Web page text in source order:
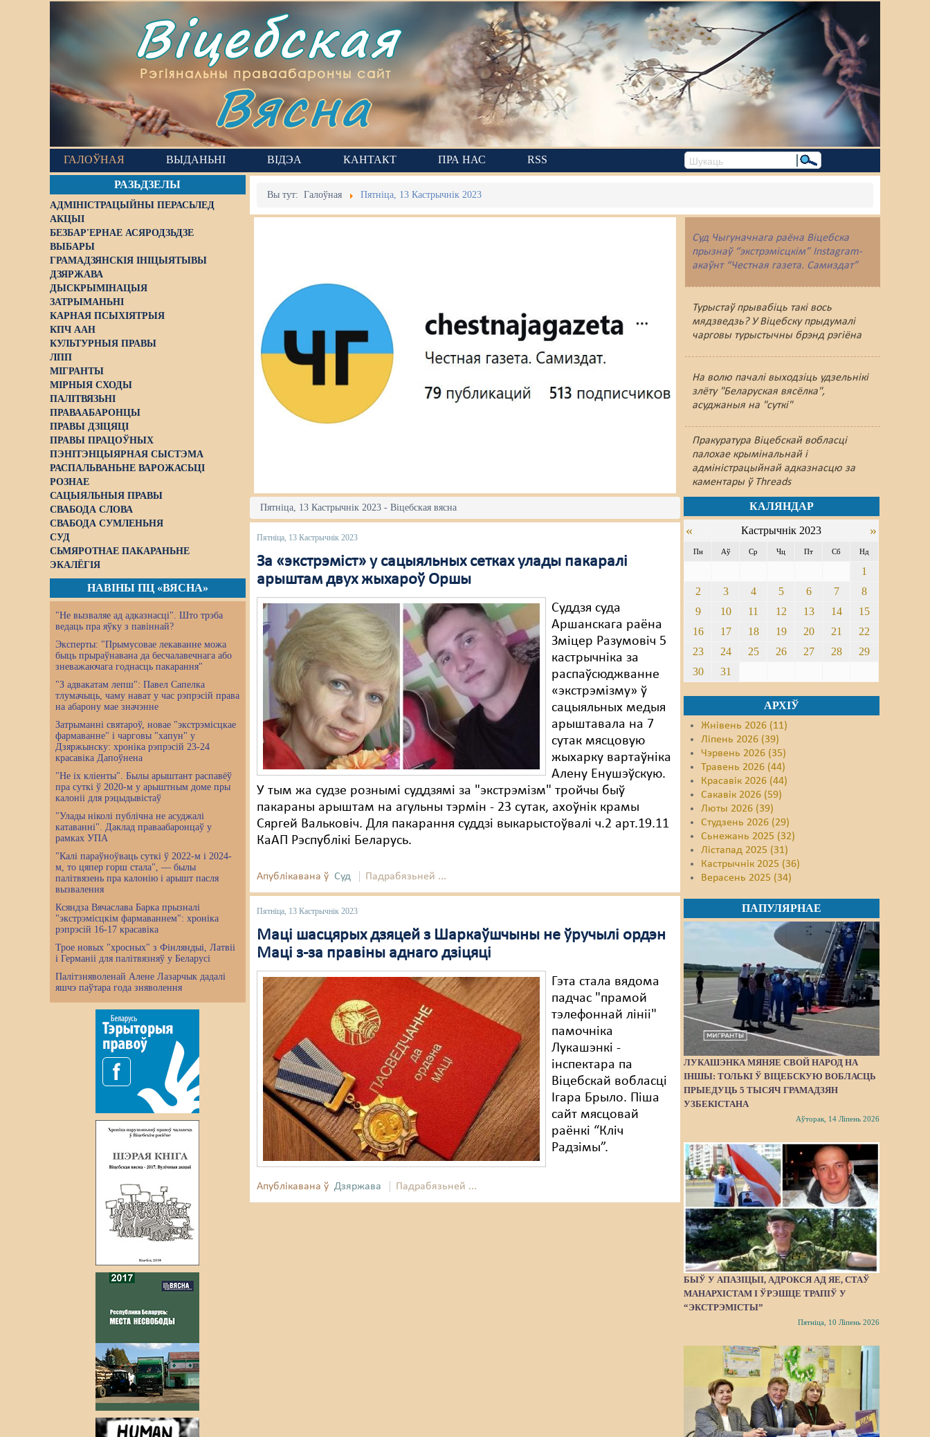
Віцебская
Рэгіянальны праваабарончы сайт
Вясна
ГАЛОЎНАЯ ВЫДАНЬНІ ВІДЭА КАНТАКТ ПРА НАС RSS
РАЗЬДЗЕЛЫ
АДМІНІСТРАЦЫЙНЫ ПЕРАСЬЛЕД
АКЦЫІ
БЕЗБАР'ЕРНАЕ АСЯРОДЗЬДЗЕ
ВЫБАРЫ
ГРАМАДЗЯНСКІЯ ІНІЦЫЯТЫВЫ
ДЗЯРЖАВА
ДЫСКРЫМІНАЦЫЯ
ЗАТРЫМАНЬНІ
КАРНАЯ ПСЫХІЯТРЫЯ
КПЧ ААН
КУЛЬТУРНЫЯ ПРАВЫ
ЛПП
МІГРАНТЫ
МІРНЫЯ СХОДЫ
ПАЛІТВЯЗЬНІ
ПРАВААБАРОНЦЫ
ПРАВЫ ДЗІЦЯЦІ
ПРАВЫ ПРАЦОЎНЫХ
ПЭНІТЭНЦЫЯРНАЯ СЫСТЭМА
РАСПАЛЬВАНЬНЕ ВАРОЖАСЬЦІ
РОЗНАЕ
САЦЫЯЛЬНЫЯ ПРАВЫ
СВАБОДА СЛОВА
СВАБОДА СУМЛЕНЬНЯ
СУД
СЬМЯРОТНАЕ ПАКАРАНЬНЕ
ЭКАЛЁГІЯ
НАВІНЫ ПЦ «ВЯСНА»
"Не вызваляе ад адказнасці". Што трэба
ведаць пра яўку з павіннай?
Эксперты: "Прымусовае лекаванне можа
быць прыраўнавана да бесчалавечнага або
зневажаючага годнасць пакарання"
"З адвакатам лепш": Павел Сапелка
тлумачыць, чаму нават у час рэпрэсій права
на абарону мае значэнне
Затрыманні святароў, новае "экстрэмісцкае
фармаванне" і чарговы "хапун" у
Дзяржынску: хроніка рэпрэсій 23-24
красавіка Дапоўнена
"Не іх кліенты". Былы арыштант распавёў
пра суткі ў 2020-м у арыштным доме пры
калоніі для рэцыдывістаў
"Улады ніколі публічна не асуджалі
катаванні". Даклад праваабаронцаў у
рамках УПА
"Калі параўноўваць суткі ў 2022-м і 2024-
м, то цяпер горш стала", — былы
палітвязень пра калонію і арышт пасля
вызвалення
Ксяндза Вячаслава Барка прызналі
"экстрэмісцкім фармаваннем": хроніка
рэпрэсій 16-17 красавіка
Трое новых "хросных" з Фінляндыі, Латвіі
і Германіі для палітвязняў у Беларусі
Палітзняволенай Алене Лазарчык дадалі
яшчэ паўтара года зняволення
Вы тут:Галоўная Пятніца, 13 Кастрычнік 2023
Суд Чыгуначнага раёна Віцебска
прызнаў “экстрэмісцкім” Instagram-
акаўнт “Честная газета. Самиздат”
Турыстаў прывабіць такі вось
мядзведзь? У Віцебску прыдумалі
чарговы турыстычны брэнд рэгіёна
На волю пачалі выходзіць удзельнікі
злёту "Беларуская вясёлка",
асуджаныя на "суткі"
Пракуратура Віцебскай вобласці
палохае крымінальнай і
адміністрацыйнай адказнасцю за
каментары ў Threads
Пятніца, 13 Кастрычнік 2023 - Віцебская вясна
Пятніца, 13 Кастрычнік 2023
За «экстрэміст» у сацыяльных сетках улады пакаралі
арыштам двух жыхароў Оршы
Суддзя суда
Аршанскага раёна
Зміцер Разумовіч 5
кастрычніка за
распаўсюджванне
«экстрэмізму» ў
сацыяльных медыя
арыштавала на 7
сутак мясцовую
жыхарку вартаўніка
Алену Енушэўскую.
У тым жа судзе рознымі суддзямі за "экстрэмізм" тройчы быў
пакараны арыштам на агульны тэрмін - 23 сутак, ахоўнік крамы
Сяргей Вальковіч. Для пакарання суддзі выкарыстоўвалі ч.2 арт.19.11
КаАП Рэспублікі Беларусь.
Апублікавана ў Суд Падрабязьней ...
Пятніца, 13 Кастрычнік 2023
Маці шасцярых дзяцей з Шаркаўшчыны не ўручылі ордэн
Маці з-за правіны аднаго дзіцяці
Гэта стала вядома
падчас "прамой
тэлефоннай лініі"
памочніка
Лукашэнкі -
інспектара па
Віцебскай вобласці
Ігара Брыло. Піша
сайт мясцовай
раёнкі “Кліч
Радзімы”.
Апублікавана ў Дзяржава Падрабязьней ...
КАЛЯНДАР
« Кастрычнік 2023 »
Пн Аў Ср Чц Пт Сб Нд
1
2
3 4 5 6 7
8
9
10 11 12 13 14
15
16
17 18 19 20 21
22
23
24 25 26 27 28
29
30
31
АРХІЎ
Жнівень 2026 (11)
Ліпень 2026 (39)
Чэрвень 2026 (35)
Травень 2026 (44)
Красавік 2026 (44)
Сакавік 2026 (59)
Люты 2026 (39)
Студзень 2026 (29)
Сьнежань 2025 (32)
Лістапад 2025 (31)
Кастрычнік 2025 (36)
Верасень 2025 (34)
ПАПУЛЯРНАЕ
ЛУКАШЭНКА МЯНЯЕ СВОЙ НАРОД НА
ІНШЫ: ТОЛЬКІ Ў ВІЦЕБСКУЮ ВОБЛАСЦЬ
ПРЫЕДУЦЬ 5 ТЫСЯЧ ГРАМАДЗЯН
УЗБЕКІСТАНА
Аўторак, 14 Ліпень 2026
БЫЎ У АПАЗІЦЫІ, АДРОКСЯ АД ЯЕ, СТАЎ
МАНАРХІСТАМ І ЎРЭШЦЕ ТРАПІЎ У
“ЭКСТРЭМІСТЫ”
Пятніца, 10 Ліпень 2026